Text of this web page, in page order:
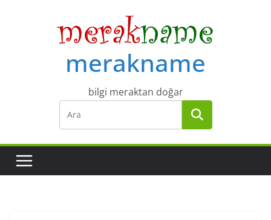
merakname
bilgi meraktan doğar